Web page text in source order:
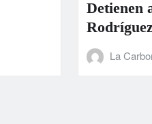
Detienen al
Rodríguez Padilla
La Carbonifera Jul 8,